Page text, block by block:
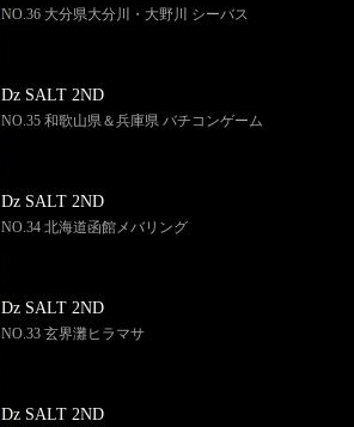
NO.36 大分県大分川・大野川 シーバス
Dz SALT 2ND
NO.35 和歌山県＆兵庫県 バチコンゲーム
Dz SALT 2ND
NO.34 北海道函館メバリング
Dz SALT 2ND
NO.33 玄界灘ヒラマサ
Dz SALT 2ND